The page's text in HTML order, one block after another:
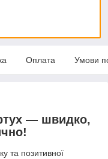
Оплата Умови
— швидко,
та позитивної